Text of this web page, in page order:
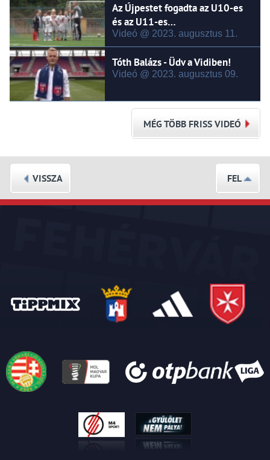
Az Újpestet fogadta az U10-es
és az U11-es…
Videó @ 2023.augusztus 11.
Tóth Balázs - Üdv a Vidiben!
Videó @ 2023.augusztus 09.
MÉG TÖBB FRISS VIDEÓ
VISSZA FEL